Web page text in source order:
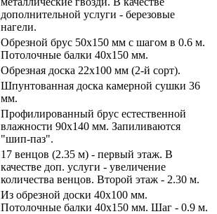
дополнительной услуги - березовые
нагели.
Обрезной брус 50х150 мм с шагом в 0.6 м.
Потолочные балки 40х150 мм.
Обрезная доска 22х100 мм (2-й сорт).
Шпунтованная доска камерной сушки 36
мм.
Профилированный брус естественной
влажности 90х140 мм. Запиливаются
"шип-паз".
17 венцов (2.35 м) - первый этаж. В
качестве доп. услуги - увеличение
количества венцов. Второй этаж - 2.30 м.
Из обрезной доски 40х100 мм.
Потолочные балки 40х150 мм. Шаг - 0.9 м.